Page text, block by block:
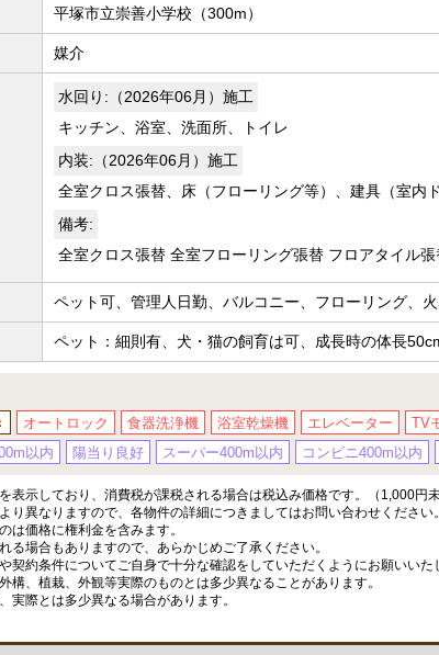
平塚市立崇善小学校（300m）
媒介
水回り:（2026年06月）施工
キッチン、浴室、洗面所、トイレ
内装:（2026年06月）施工
全室クロス張替、床（フローリング等）、建具（室内ド
備考:
全室クロス張替 全室フローリング張替 フロアタイル
ペット可、管理人日勤、バルコニー、フローリング、
ペット：細則有、犬・猫の飼育は可、成長時の体長
オートロック 食器洗浄機 浴室乾燥機 エレベーター TV
以内 陽当り良好 スーパー400m以内 コンビニ400m以内
表示しており、消費税が課税される場合は税込み価格です。（1,000円未
り異なりますので、各物件の詳細につきましてはお問い合わせください。
は価格に権利金を含みます。
る場合もありますので、あらかじめご了承ください。
契約条件についてご自身で十分な確認をしていただくようにお願いいた
構、植栽、外観等実際のものとは多少異なることがあります。
実際とは多少異なる場合があります。